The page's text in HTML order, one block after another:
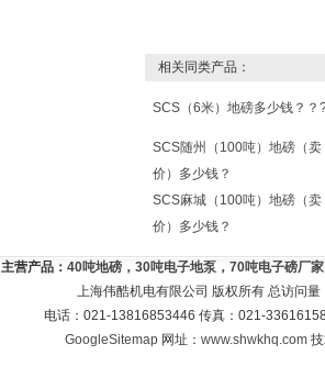
相关同类产品：
SCS（6米）地磅多少钱？？
SCS随州（100吨）地磅（卖
价）多少钱？
SCS麻城（100吨）地磅（卖
价）多少钱？
主营产品： 40吨地磅，30吨电子地泵，70吨电子磅厂
上海伟酷机电有限公司 版权所有 总访问量
电话：021-13816853446 传真：021-
GoogleSitemap 网址：www.shwkhq.com